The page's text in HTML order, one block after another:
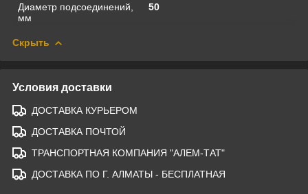
Диаметр подсоединений,
мм
50
Скрыть
Условия доставки
ДОСТАВКА КУРЬЕРОМ
ДОСТАВКА ПОЧТОЙ
ТРАНСПОРТНАЯ КОМПАНИЯ "АЛЕМ-ТАТ"
ДОСТАВКА ПО Г. АЛМАТЫ - БЕСПЛАТНАЯ